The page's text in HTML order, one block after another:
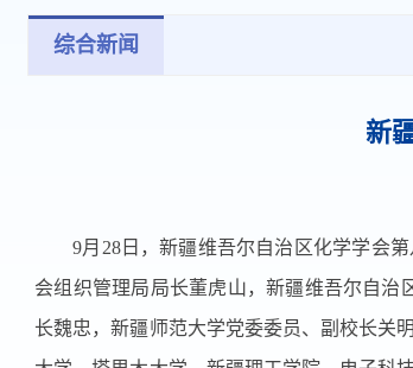
综合新闻
新
9月28日，新疆维吾尔自治区化学学会
会组织管理局局长董虎山，新疆维吾尔自治
长魏忠，新疆师范大学党委委员、副校长关